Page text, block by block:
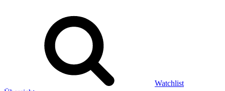
Watchlist